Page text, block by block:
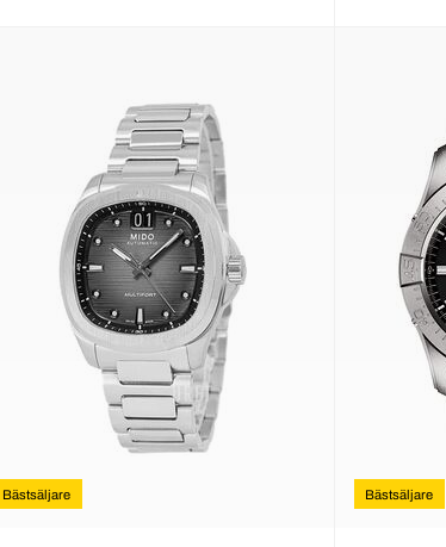
Bästsäljare Bästsäljare